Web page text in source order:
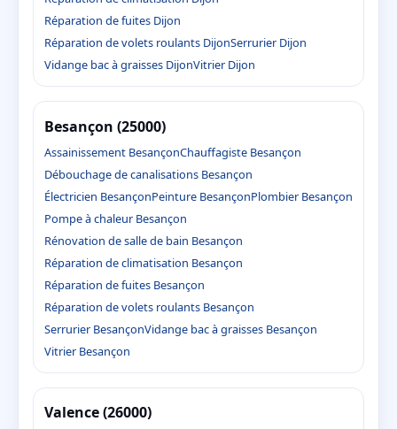
Réparation de fuites Dijon
Réparation de volets roulants DijonSerrurier Dijon
Vidange bac à graisses DijonVitrier Dijon
Besançon (25000)
Assainissement BesançonChauffagiste Besançon
Débouchage de canalisations Besançon
Électricien BesançonPeinture BesançonPlombier Besançon
Pompe à chaleur Besançon
Rénovation de salle de bain Besançon
Réparation de climatisation Besançon
Réparation de fuites Besançon
Réparation de volets roulants Besançon
Serrurier BesançonVidange bac à graisses Besançon
Vitrier Besançon
Valence (26000)